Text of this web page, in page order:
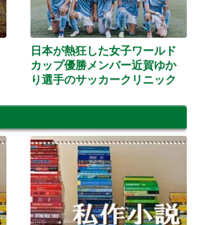
日本が熱狂した女子ワールド
カップ優勝メンバー近賀ゆか
り選手のサッカークリニック